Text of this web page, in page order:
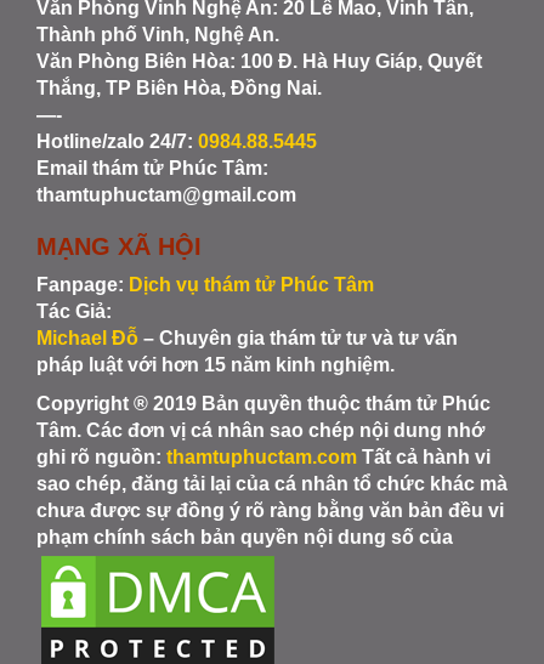
Văn Phòng Vinh Nghệ An: 20 Lê Mao, Vinh Tân,
Thành phố Vinh, Nghệ An.
Văn Phòng Biên Hòa: 100 Đ. Hà Huy Giáp, Quyết
Thắng, TP Biên Hòa, Đồng Nai.
—-
Hotline/zalo 24/7: 0984.88.5445
Email thám tử Phúc Tâm:
thamtuphuctam@gmail.com
MẠNG XÃ HỘI
Fanpage: Dịch vụ thám tử Phúc Tâm
Tác Giả:
Michael Đỗ – Chuyên gia thám tử tư và tư vấn
pháp luật với hơn 15 năm kinh nghiệm.
Copyright ® 2019 Bản quyền thuộc thám tử Phúc
Tâm. Các đơn vị cá nhân sao chép nội dung nhớ
ghi rõ nguồn: thamtuphuctam.com Tất cả hành vi
sao chép, đăng tải lại của cá nhân tổ chức khác mà
chưa được sự đồng ý rõ ràng bằng văn bản đều vi
phạm chính sách bản quyền nội dung số của